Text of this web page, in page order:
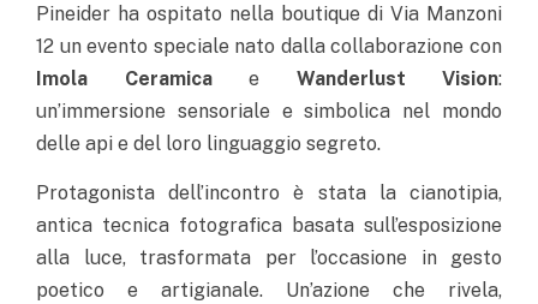
Pineider ha ospitato nella boutique di Via Manzoni
12 un evento speciale nato dalla collaborazione con
Imola Ceramicae Wanderlust Vision:
un’immersione sensoriale e simbolica nel mondo
delle api e del loro linguaggio segreto.
Protagonista dell’incontro è stata la cianotipia,
antica tecnica fotografica basata sull’esposizione
alla luce, trasformata per l’occasione in gesto
poetico e artigianale. Un’azione che rivela,